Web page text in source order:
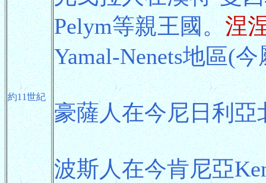
約11世紀
Pelym等親王國。涅
Yamal-Nenets地區(
豪薩人在今尼日利亞
波斯人在今肯尼亞